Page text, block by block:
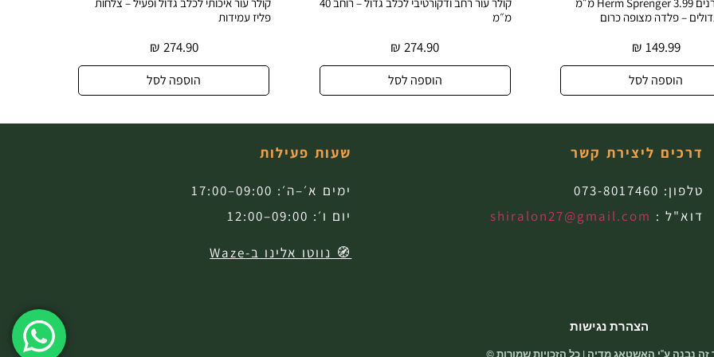
מ״מ
דרכים ליצירת קשר
טלפון: 073-8017460
דוא"ל : shiralon27@gmail.com
שעות פעילות
ימים א׳–ה׳: 09:00–17:00
יום ו׳: 09:00–12:00
🧭 נווטו אלינו ב-Waze
הצהרת נגישות
זה נבנה ע"י האשטאג מדיה | כל הזכויות שמורות ©